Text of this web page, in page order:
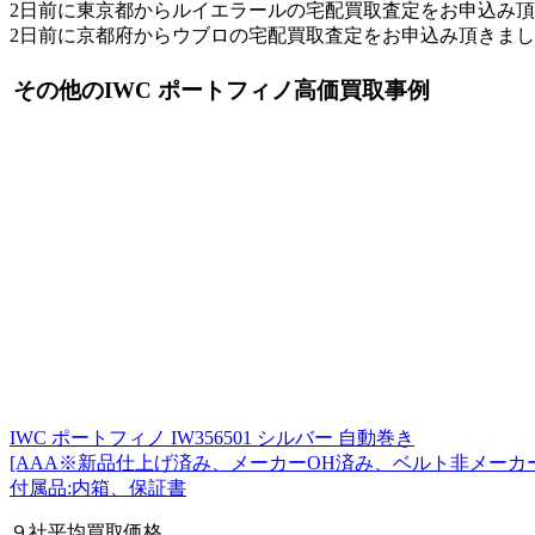
2日前に東京都からルイエラールの宅配買取査定をお申込み頂
2日前に京都府からウブロの宅配買取査定をお申込み頂きまし
その他のIWC ポートフィノ高価買取事例
IWC ポートフィノ IW356501 シルバー 自動巻き
[AAA※新品仕上げ済み、メーカーOH済み、ベルト非メーカ
付属品:内箱、保証書